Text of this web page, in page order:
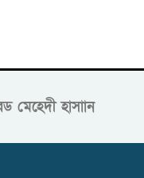
মেহেদী হাসাান